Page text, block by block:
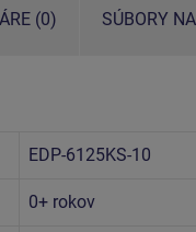
(0) SÚBORY
EDP-6125KS-10
0+ rokov